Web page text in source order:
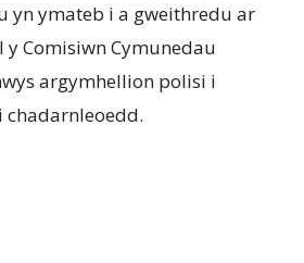
yn ymateb i a gweithredu ar
Comisiwn Cymunedau
argymhellion polisi i
chadarnleoedd.